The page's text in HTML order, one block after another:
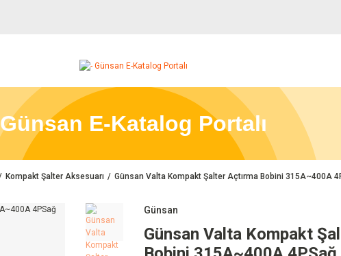
Günsan E-Katalog Portalı
Kompakt Şalter Aksesuarı Günsan Valta Kompakt Şalter Açtırma Bobini 315A~400A
Günsan
Günsan Valta Kompakt